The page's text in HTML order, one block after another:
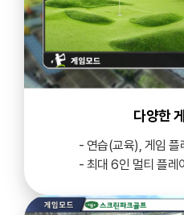
다양한
- 연습(교육), 게임 플
- 최대 6인 멀티 플레